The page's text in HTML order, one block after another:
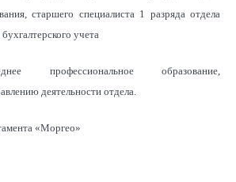
старшего специалиста 1 разряда отдела
учета
профессиональное образование,
деятельности отдела.
«Моргео»